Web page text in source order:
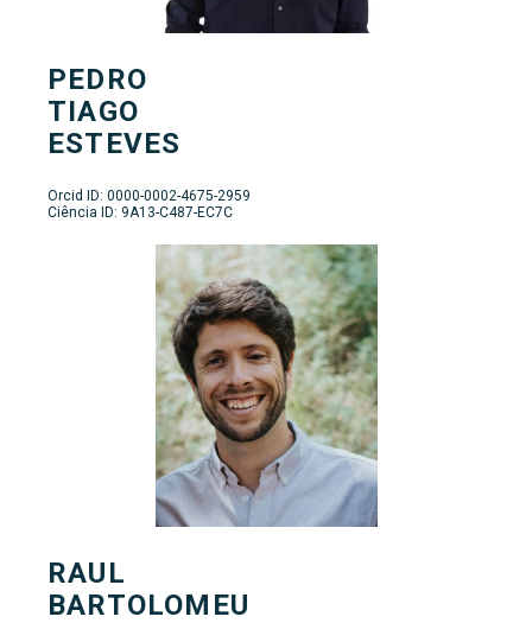
PEDRO
TIAGO
ESTEVES
Orcid ID: 0000-0002-4675-2959
Ciência ID: 9A13-C487-EC7C
RAUL
BARTOLOMEU